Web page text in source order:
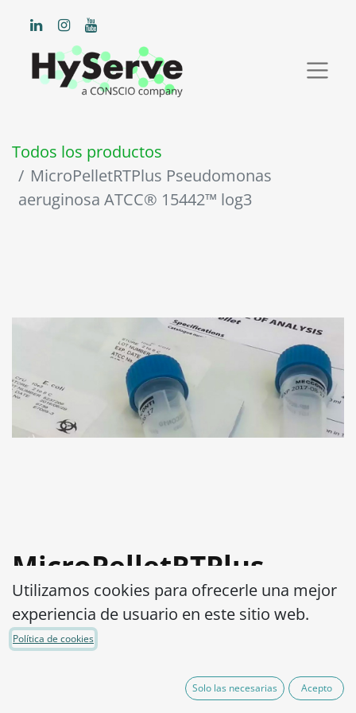
Todos los productos
MicroPelletRTPlus Pseudomonas
aeruginosa ATCC® 15442™ log3
MicroPelletRTPlus
Pseudomonas
aeruginosa ATCC®
MPRTP3P0380002
Utilizamos cookies para ofrecerle una mejor
experiencia de usuario en este sitio web.
Política de cookies
Solo las necesarias Acepto